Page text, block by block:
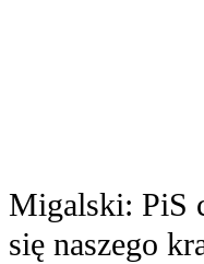
Migalski: PiS
się naszego